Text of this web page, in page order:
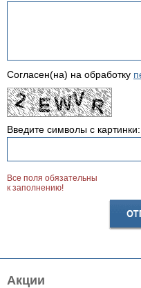
Акции
Согласен(на) на обработку
Введите символы с картинки:
Все поля обязательны
к заполнению!